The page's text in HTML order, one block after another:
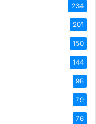
234
201
150
144
98
79
76